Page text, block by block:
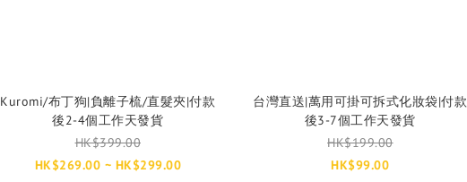
Kuromi/布丁狗|負離子梳/直髮夾|付款
後2-4個工作天發貨
HK$399.00
HK$269.00 ~ HK$299.00
台灣直送|萬用可掛可拆式化妝袋|付款
後3-7個工作天發貨
HK$199.00
HK$99.00